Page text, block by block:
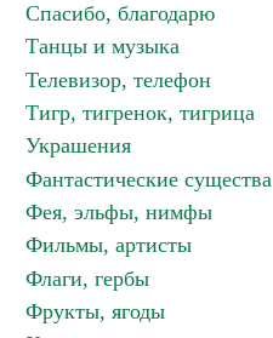
Спасибо, благодарю
Танцы и музыка
Телевизор, телефон
Тигр, тигренок, тигрица
Украшения
Фантастические существа
Фея, эльфы, нимфы
Фильмы, артисты
Флаги, гербы
Фрукты, ягоды